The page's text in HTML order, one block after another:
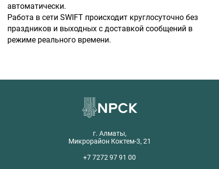
автоматически.
Работа в сети SWIFT происходит круглосуточно без
праздников и выходных с доставкой сообщений в
режиме реального времени.
г. Алматы,
Микрорайон Коктем-3, 21
+7 7272 97 91 00